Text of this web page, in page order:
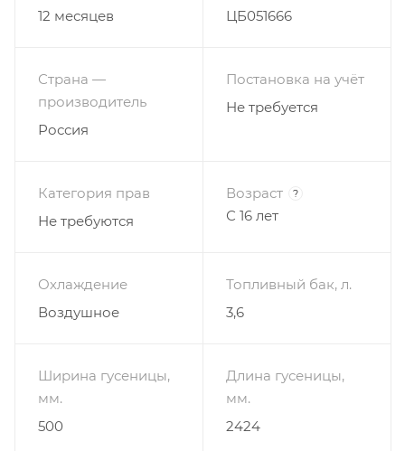
Привод:
- Скорость макс. (км/ч): 18
- Тип: бензиновый 4-тактный (бензин АИ-92)
12 месяцев
ЦБ051666
Страна —
производитель
Россия
Постановка на учёт
Не требуется
Категория прав
Не требуются
Возраст ?
С 16 лет
Охлаждение
Воздушное
Топливный бак, л.
3,6
Ширина гусеницы,
мм.
500
Длина гусеницы,
мм.
2424